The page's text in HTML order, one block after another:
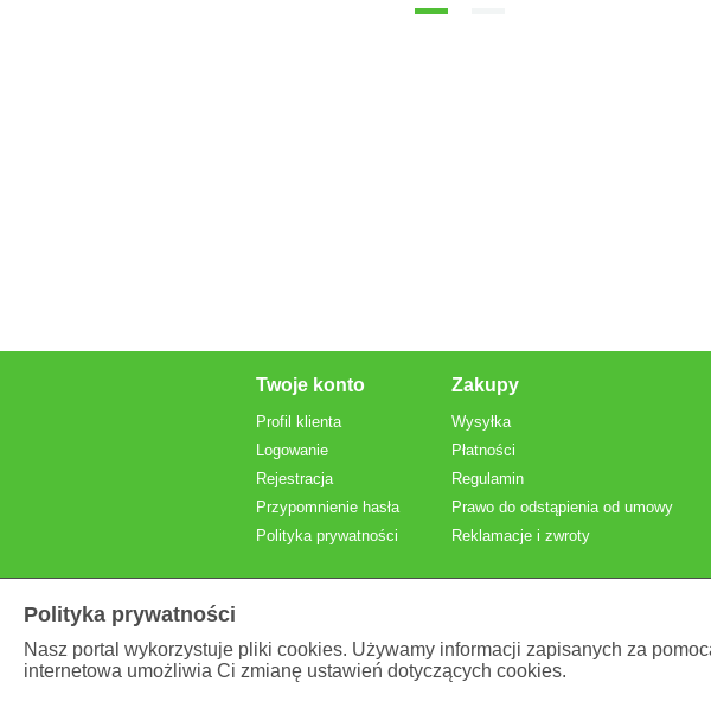
Twoje konto
Profil klienta
Logowanie
Rejestracja
Przypomnienie hasła
Polityka prywatności
Zakupy
Wysyłka
Płatności
Regulamin
Prawo do odstąpienia od umowy
Reklamacje i zwroty
Prezentowane cenybrutto, z VAT.
Polityka prywatności
Nasz portal wykorzystuje pliki cookies. Używamy informacji zapisanych za
internetowa umożliwia Ci zmianę ustawień dotyczących cookies.